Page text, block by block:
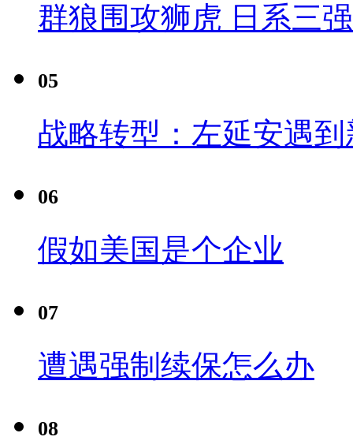
群狼围攻狮虎 日系三
05
战略转型：左延安遇
06
假如美国是个企业
07
遭遇强制续保怎么办
08